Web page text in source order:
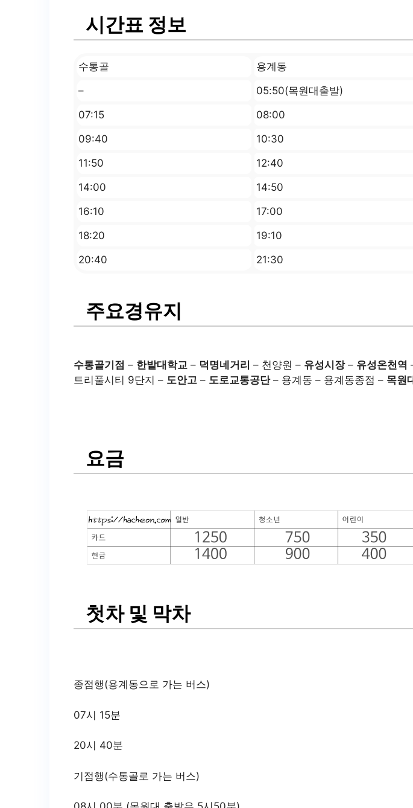
시간표 정보
수통골
용계동
–
05:50(목원대출발)
07:15
08:00
09:40
10:30
11:50
12:40
14:00
14:50
16:10
17:00
18:20
19:10
20:40
21:30
주요경유지
수통골기점 – 한밭대학교 – 덕명네거리 – 천양원 – 유성시장– 유성온천역
트리풀시티 9단지 – 도안고 – 도로교통공단– 용계동 – 용계동종점 – 목원
요금
첫차 및 막차
종점행(용계동으로 가는 버스)
07시 15분
20시 40분
기점행(수통골로 가는 버스)